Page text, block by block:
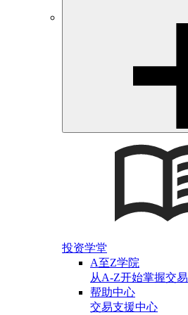
投资学堂
A至Z学院
从A-Z开始掌握交易
帮助中心
交易支援中心